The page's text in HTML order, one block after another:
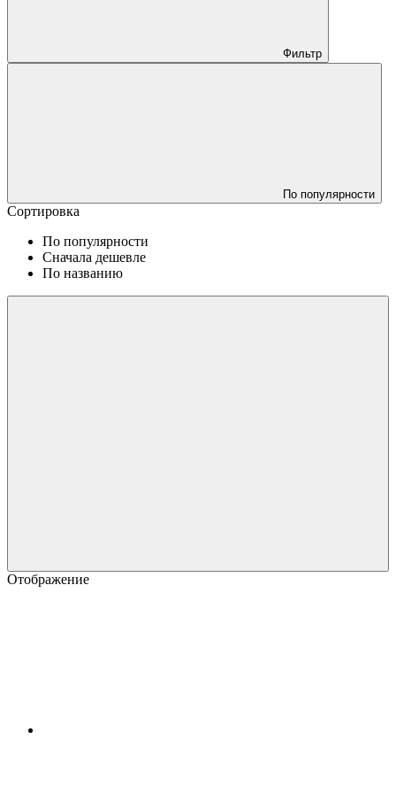
Фильтр
По популярности
Сортировка
По популярности
Сначала дешевле
По названию
Отображение